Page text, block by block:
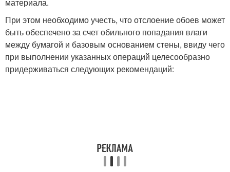
При этом необходимо учесть, что отслоение обоев может
быть обеспечено за счет обильного попадания влаги
между бумагой и базовым основанием стены, ввиду чего
при выполнении указанных операций целесообразно
придерживаться следующих рекомендаций: